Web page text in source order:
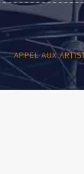
APPEL AUX